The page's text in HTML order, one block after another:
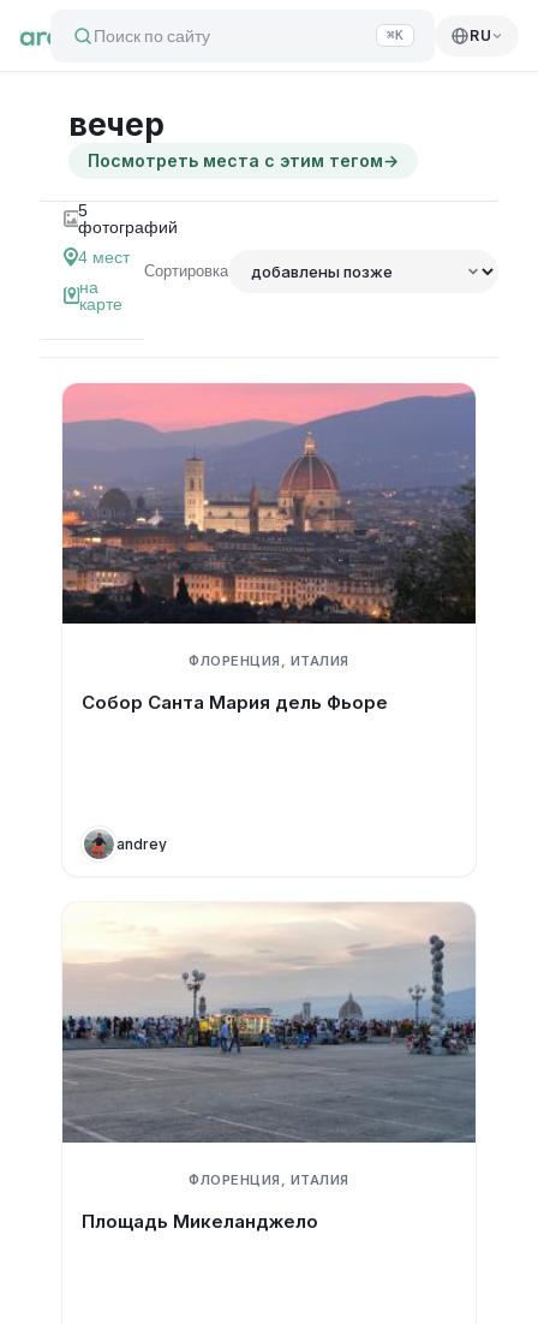
Поиск по сайту ⌘K RU
вечер
Посмотреть места с этим тегом→
5
фотографий
4 мест
на
карте
Сортировка
ФЛОРЕНЦИЯ, ИТАЛИЯ
Собор Санта Мария дель Фьоре
andrey
ФЛОРЕНЦИЯ, ИТАЛИЯ
Площадь Микеланджело